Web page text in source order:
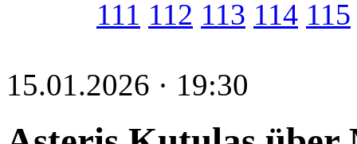
111 112 113 114 115
15.01.2026 · 19:30